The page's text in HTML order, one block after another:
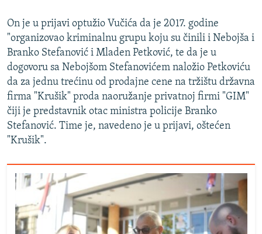
On je u prijavi optužio Vučića da je 2017. godine
"organizovao kriminalnu grupu koju su činili i Nebojša i
Branko Stefanović i Mladen Petković, te da je u
dogovoru sa Nebojšom Stefanovićem naložio Petkoviću
da za jednu trećinu od prodajne cene na tržištu državna
firma "Krušik" proda naoružanje privatnoj firmi "GIM"
čiji je predstavnik otac ministra policije Branko
Stefanović. Time je, navedeno je u prijavi, oštećen
"Krušik".